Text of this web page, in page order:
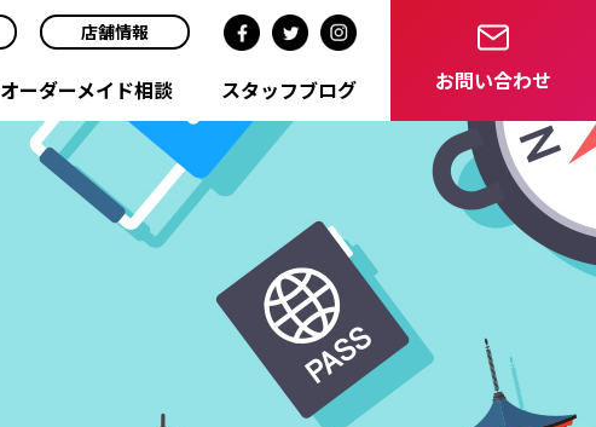
店舗情報
オーダーメイド相談 スタッフブログ お問い合わせ